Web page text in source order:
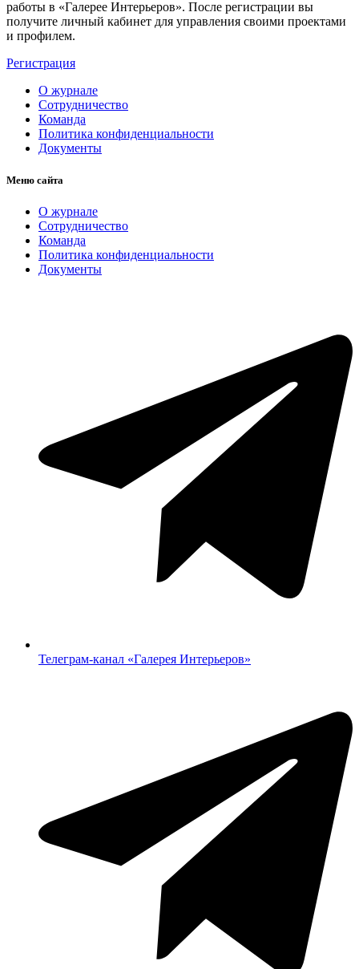
работы в «Галерее Интерьеров». После регистрации вы
получите личный кабинет для управления своими проектами
и профилем.
Регистрация
О журнале
Сотрудничество
Команда
Политика конфиденциальности
Документы
Меню сайта
О журнале
Сотрудничество
Команда
Политика конфиденциальности
Документы
Телеграм-канал «‎Галерея Интерьеров»‎